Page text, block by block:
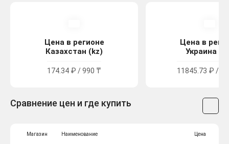
Цена в регионе
Казахстан (kz)
174.34 ₽ / 990 ₸
Цена в
Украина
11845.73 ₽ /
Сравнение цен и где купить
Магазин Наименование Цена